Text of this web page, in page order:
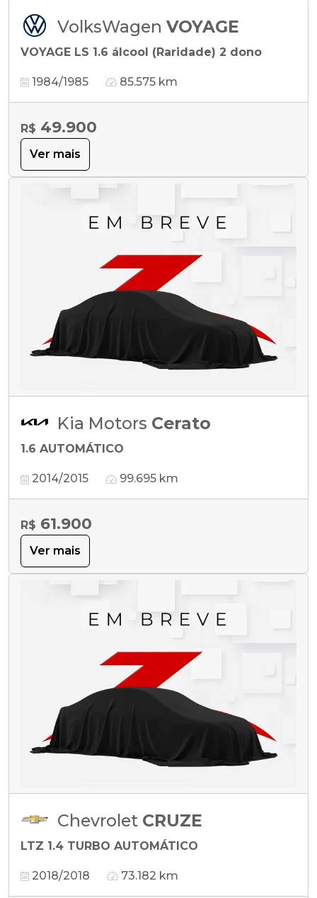
VolksWagen VOYAGE
VOYAGE LS 1.6 álcool (Raridade) 2 dono
1984/1985 85.575 km
R$ 49.900
Ver mais
Kia Motors Cerato
1.6 AUTOMÁTICO
2014/2015 99.695 km
R$ 61.900
Ver mais
Chevrolet CRUZE
LTZ 1.4 TURBO AUTOMÁTICO
2018/2018 73.182 km